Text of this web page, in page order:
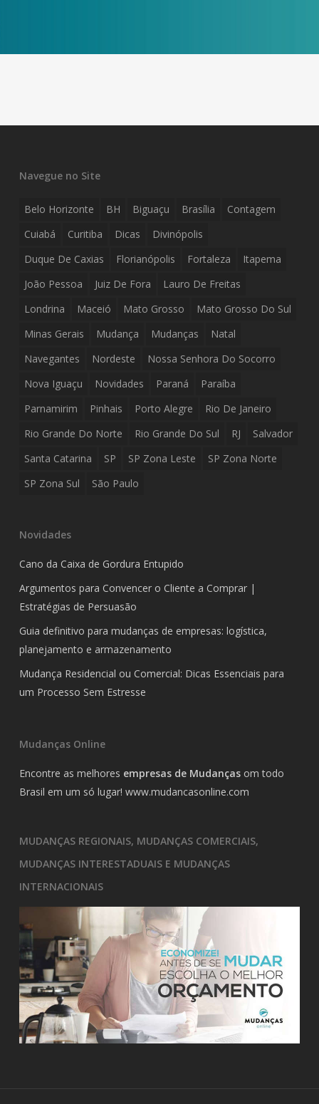
Navegue no Site
Belo Horizonte BH Biguaçu Brasília
Contagem
Cuiabá
Curitiba Dicas
Divinópolis
Duque De Caxias
Florianópolis Fortaleza
Itapema
João Pessoa
Juiz De Fora
Lauro De Freitas
Londrina
Maceió Mato Grosso
Mato Grosso Do Sul
Minas Gerais
Mudança Mudanças
Natal
Navegantes
Nordeste
Nossa Senhora Do Socorro
Nova Iguaçu
Novidades Paraná
Paraíba
Parnamirim
Pinhais Porto Alegre
Rio De Janeiro
Rio Grande Do Norte
Rio Grande Do Sul RJ
Salvador
Santa Catarina
SP SP Zona Leste
SP Zona Norte
SP Zona Sul
São Paulo
Novidades
Cano da Caixa de Gordura Entupido
Argumentos para Convencer o Cliente a Comprar |
Estratégias de Persuasão
Guia definitivo para mudanças de empresas: logística,
planejamento e armazenamento
Mudança Residencial ou Comercial: Dicas Essenciais para
um Processo Sem Estresse
Mudanças Online
Encontre as melhores empresas de Mudançasom todo
Brasil em um só lugar! www.mudancasonline.com
MUDANÇAS REGIONAIS, MUDANÇAS COMERCIAIS,
MUDANÇAS INTERESTADUAIS E MUDANÇAS
INTERNACIONAIS